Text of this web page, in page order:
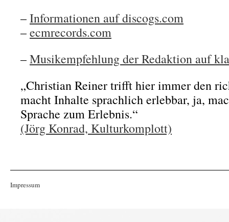
–Informationen auf discogs.com
–ecmrecords.com
–Musikempfehlung der Redaktion auf
„Christian Reiner trifft hier immer den
macht Inhalte sprachlich erlebbar, ja,
Sprache zum Erlebnis.“
(Jörg Konrad, Kulturkomplott)
Impressum